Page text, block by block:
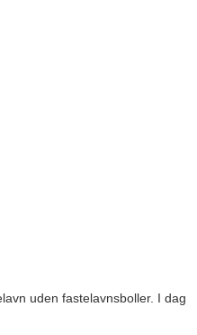
uden fastelavnsboller. I dag